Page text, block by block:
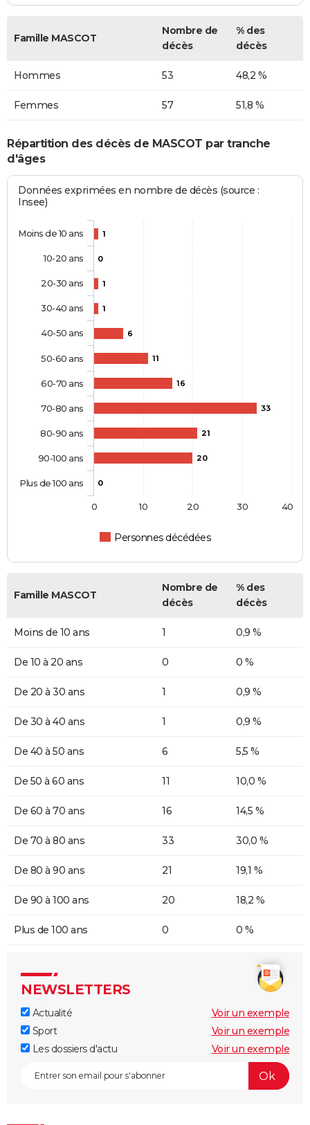
Famille MASCOT
Nombre de
décès
% des
décès
Hommes 53 48,2 %
Femmes 57 51,8 %
Répartition des décès de MASCOT par tranche
d'âges
Données exprimées en nombre de décès (source :
Insee)
1
0
1
1
6
11
16
33
21
20
0
Personnes décédées
Moins de 10 ans
10-20 ans
20-30 ans
30-40 ans
40-50 ans
50-60 ans
60-70 ans
70-80 ans
80-90 ans
90-100 ans
Plus de 100 ans
0 10 20 30 40
Famille MASCOT
Nombre de
décès
% des
décès
Moins de 10 ans 1 0,9 %
De 10 à 20 ans 0 0 %
De 20 à 30 ans 1 0,9 %
De 30 à 40 ans 1 0,9 %
De 40 à 50 ans 6 5,5 %
De 50 à 60 ans 11 10,0 %
De 60 à 70 ans 16 14,5 %
De 70 à 80 ans 33 30,0 %
De 80 à 90 ans 21 19,1 %
De 90 à 100 ans 20 18,2 %
Plus de 100 ans 0 0 %
NEWSLETTERS
Actualité
Voir un exemple
Sport
Voir un exemple
Les dossiers d'actu
Voir un exemple